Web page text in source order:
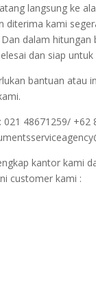
langsung ke
diterima kami
dalam hitungan
dan siap untuk
bantuan atau
021 48671259/ +62
kantor kami
customer kami :